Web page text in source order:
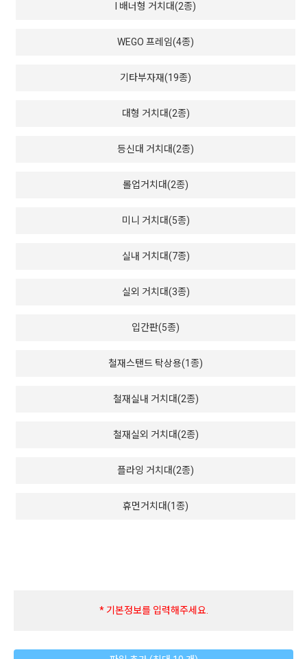
I 배너형 거치대(2종)
WEGO 프레임(4종)
기타부자재(19종)
대형 거치대(2종)
등신대 거치대(2종)
롤업거치대(2종)
미니 거치대(5종)
실내 거치대(7종)
실외 거치대(3종)
입간판(5종)
철재스탠드 탁상용(1종)
철재실내 거치대(2종)
철재실외 거치대(2종)
플라잉 거치대(2종)
휴먼거치대(1종)
* 기본정보를 입력해주세요.